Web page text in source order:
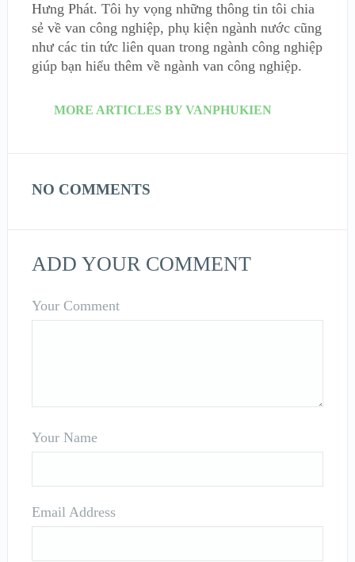
Hưng Phát. Tôi hy vọng những thông tin tôi chia
sẻ về van công nghiệp, phụ kiện ngành nước cũng
như các tin tức liên quan trong ngành công nghiệp
giúp bạn hiểu thêm về ngành van công nghiệp.
MORE ARTICLES BY VANPHUKIEN
NO COMMENTS
ADD YOUR COMMENT
Your Comment
Your Name
Email Address